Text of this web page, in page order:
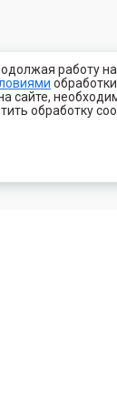
работу на
сайте,
обработку